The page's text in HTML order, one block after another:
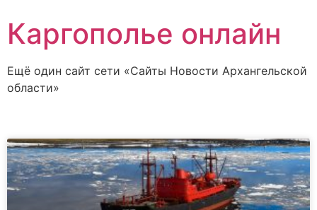
Каргополье онлайн
Ещё один сайт сети «Сайты Новости Архангельской
области»